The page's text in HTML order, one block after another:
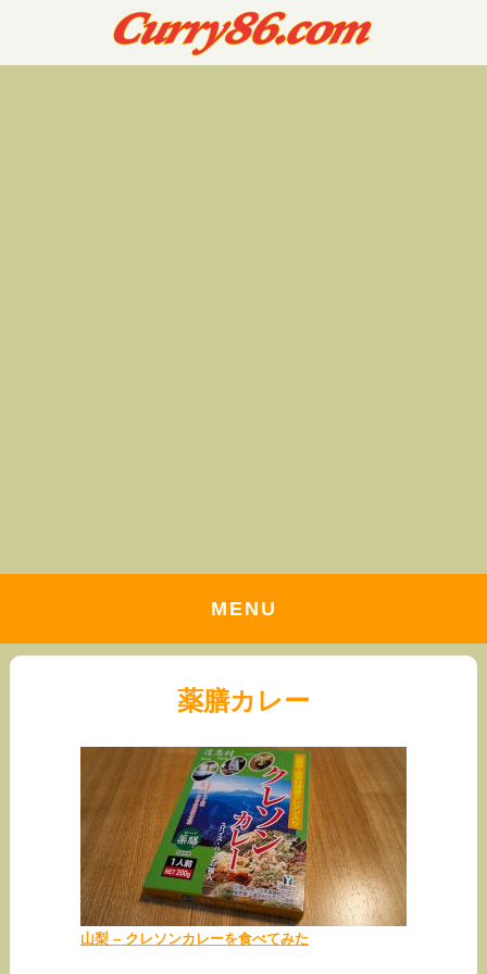
MENU
薬膳カレー
山梨 – クレソンカレーを食べてみた